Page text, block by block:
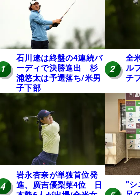
1
石川遼は終盤の4連続バ
ーディで決勝進出 杉
浦悠太は予選落ち/米男
子下部
2
全
ル
チ
4
岩永杏奈が単独首位発
進、廣吉優梨菜4位 日
”シ